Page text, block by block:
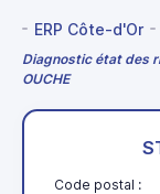
ERP Côte-d'Or
Diagnostic état des
OUCHE
Code postal :